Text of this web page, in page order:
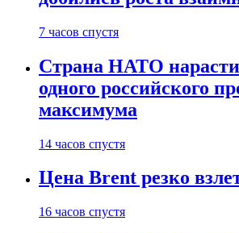
7 часов спустя
Страна НАТО
одного российского
максимума
14 часов спустя
Цена Brent резко
16 часов спустя